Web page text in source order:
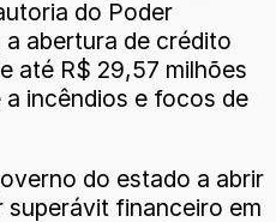
do Poder
abertura de crédito
até R$ 29,57 milhões
incêndios e focos de
do estado a abrir
financeiro em